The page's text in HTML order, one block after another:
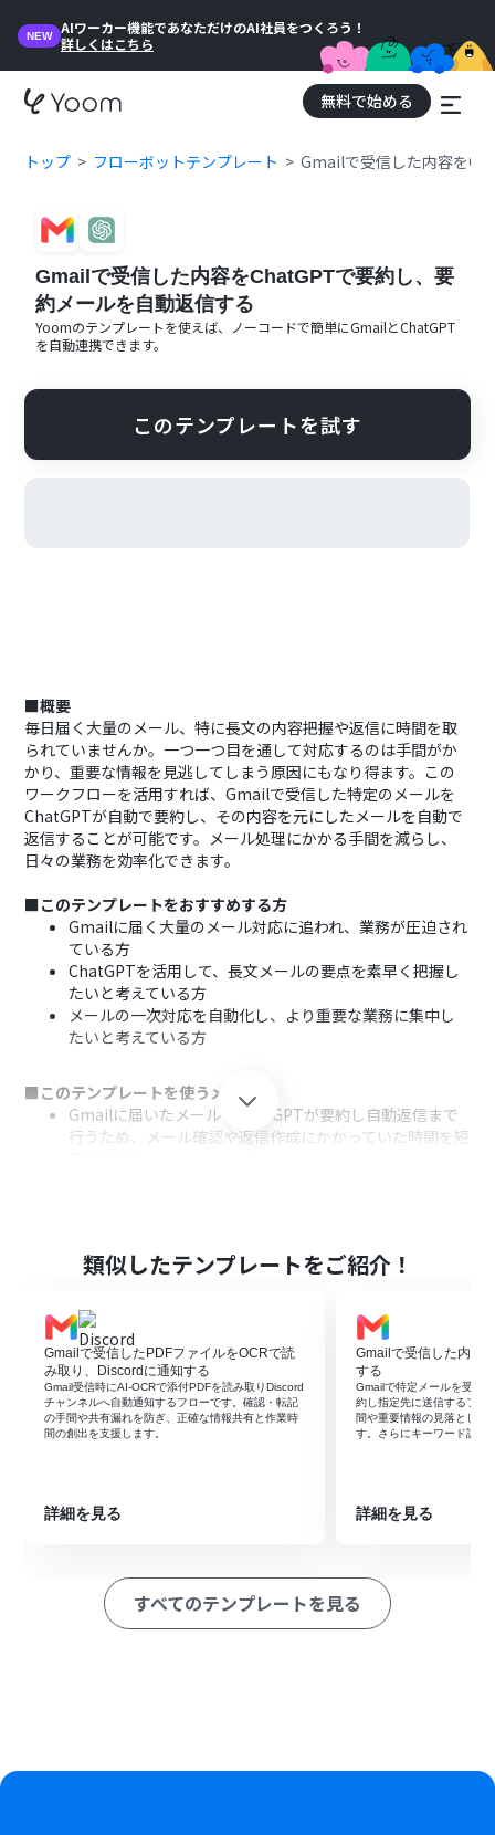
NEW
AIワーカー機能であなただけのAI社員をつくろう！
詳しくはこちら
無料で始める
トップ フローボットテンプレート Gmailで受信した内容を
Gmailで受信した内容をChatGPTで要約し、要
約メールを自動返信する
Yoomのテンプレートを使えば、ノーコードで簡単にGmailとChatGPT
を自動連携できます。
このテンプレートを試す
■概要
毎日届く大量のメール、特に長文の内容把握や返信に時間を取
られていませんか。一つ一つ目を通して対応するのは手間がか
かり、重要な情報を見逃してしまう原因にもなり得ます。この
ワークフローを活用すれば、Gmailで受信した特定のメールを
ChatGPTが自動で要約し、その内容を元にしたメールを自動で
返信することが可能です。メール処理にかかる手間を減らし、
日々の業務を効率化できます。
■このテンプレートをおすすめする方
Gmailに届く大量のメール対応に追われ、業務が圧迫され
ている方
ChatGPTを活用して、長文メールの要点を素早く把握し
たいと考えている方
メールの一次対応を自動化し、より重要な業務に集中し
たいと考えている方
■このテンプレートを使うメリット
Gmailに届いたメールをChatGPTが要約し自動返信まで
行うため、メール確認や返信作成にかかっていた時間を短
■フローボットの流れ
はじめに、GmailとChatGPTをYoomと連携します。
一致するメールを受信したら」というアクションを設定し
ます。
次に、オペレーションでChatGPTを選択し、受信したメ
ール本文をもとに要約テキストを生成するアクションを設
定します。
最後に、オペレーションでGmailの「メールを送る」アク
※「トリガー」：フロー起動のきっかけとなるアクション、「オ
■このワークフローのカスタムポイント
Gmailのトリガー設定では、自動化の対象としたいメール
類似したテンプレートをご紹介！
Gmailで受信したPDFファイルをOCRで読
み取り、Discordに通知する
Gmail受信時にAI-OCRで添付PDFを読み取りDiscord
チャンネルへ自動通知するフローです。確認・転記
の手間や共有漏れを防ぎ、正確な情報共有と作業時
間の創出を支援します。
詳細を見る
Gmailで受信した内容
する
Gmailで特定メールを受信
約し指定先に送信するフロ
間や重要情報の見落としを
す。さらにキーワード設定
詳細を見る
すべてのテンプレートを見る